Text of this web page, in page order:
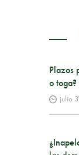
Plazos
o toga?
julio